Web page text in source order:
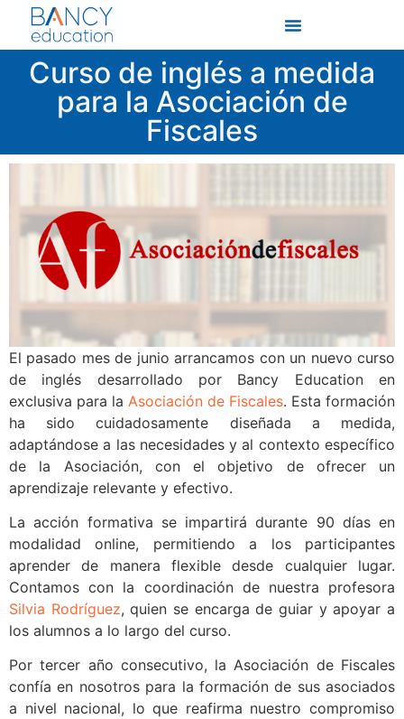
Curso de inglés a medida
para la Asociación de
Fiscales
El pasado mes de junio arrancamos con un nuevo curso
de inglés desarrollado por Bancy Education en
exclusiva para la Asociación de Fiscales. Esta formación
ha sido cuidadosamente diseñada a medida,
adaptándose a las necesidades y al contexto específico
de la Asociación, con el objetivo de ofrecer un
aprendizaje relevante y efectivo.
La acción formativa se impartirá durante 90 días en
modalidad online, permitiendo a los participantes
aprender de manera flexible desde cualquier lugar.
Contamos con la coordinación de nuestra profesora
Silvia Rodríguez, quien se encarga de guiar y apoyar a
los alumnos a lo largo del curso.
Por tercer año consecutivo, la Asociación de Fiscales
confía en nosotros para la formación de sus asociados
a nivel nacional, lo que reafirma nuestro compromiso